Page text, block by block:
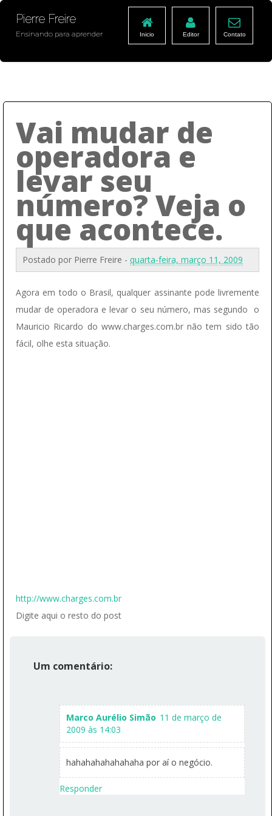
Pierre Freire
Ensinando para aprender Inicio Editor Contato
Vai mudar de
operadora e
levar seu
número? Veja o
que acontece.
Postado por Pierre Freire - quarta-feira, março 11, 2009
Agora em todo o Brasil, qualquer assinante pode livremente
mudar de operadora e levar o seu número, mas segundo o
Mauricio Ricardo do www.charges.com.br não tem sido tão
fácil, olhe esta situação.
http://www.charges.com.br
Digite aqui o resto do post
Um comentário:
Marco Aurélio Simão 11 de março de
2009 às 14:03
hahahahahahahaha por aí o negócio.
Responder